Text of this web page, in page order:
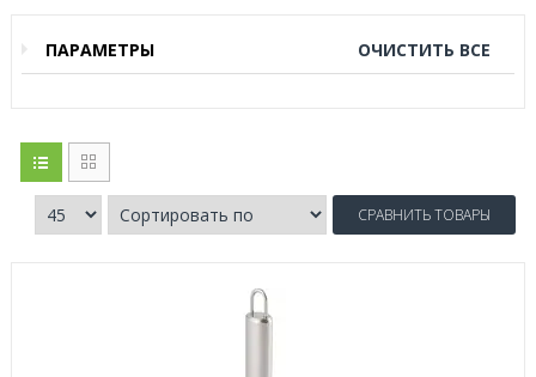
ПАРАМЕТРЫ ОЧИСТИТЬ ВСЕ
СРАВНИТЬ ТОВАРЫ